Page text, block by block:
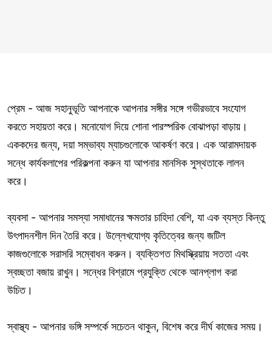
প্রেম - আজ সহানুভূতি আপনাকে আপনার সঙ্গীর সঙ্গে গভীরভাবে সংযোগ
করতে সহায়তা করে। মনোযোগ দিয়ে শোনা পারস্পরিক বোঝাপড়া বাড়ায়।
এককদের জন্য, দয়া সম্ভাব্য ম্যাচগুলোকে আকর্ষণ করে। এক আরামদায়ক
সন্ধে কার্যকলাপের পরিকল্পনা করুন যা আপনার মানসিক সুস্থতাকে লালন
করে।
ব্যবসা - আপনার সমস্যা সমাধানের ক্ষমতার চাহিদা বেশি, যা এক ব্যস্ত কিন্তু
উৎপাদনশীল দিন তৈরি করে। উল্লেখযোগ্য কৃতিত্বের জন্য জটিল
কাজগুলোকে সরাসরি সম্বোধন করুন। ব্যক্তিগত মিথস্ক্রিয়ায় সততা এবং
স্বচ্ছতা বজায় রাখুন। সন্ধের বিশ্রামে প্রযুক্তি থেকে আনপ্লাগ করা
উচিত।
স্বাস্থ্য - আপনার ভঙ্গি সম্পর্কে সচেতন থাকুন, বিশেষ করে দীর্ঘ কাজের সময়।